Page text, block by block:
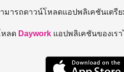
มารถดาวน์โหลดแอปพลิเคชันเตรี
หลด Daywork แอปพลิเคชันของเร